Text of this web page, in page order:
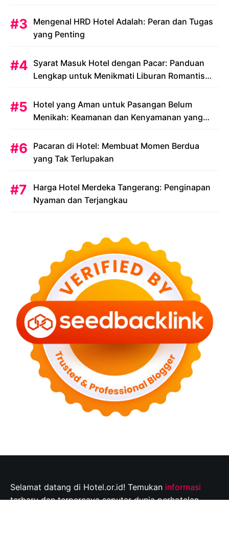
Mengenal HRD Hotel Adalah: Peran dan Tugas
yang Penting
Syarat Masuk Hotel dengan Pacar: Panduan
Lengkap untuk Menikmati Liburan Romantis
Hotel yang Aman untuk Pasangan Belum
Menikah: Keamanan dan Kenyamanan yang
Pacaran di Hotel: Membuat Momen Berdua
yang Tak Terlupakan
Harga Hotel Merdeka Tangerang: Penginapan
Nyaman dan Terjangkau
Selamat datang di Hotel.or.id! Temukan informasi
terbaru dan terpercaya seputar dunia perhotelan,